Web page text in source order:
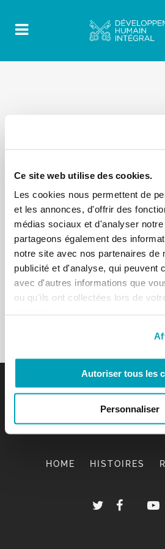
Ce site web utilise des cookies.
Les cookies nous permettent de
et les annonces, d'offrir des
médias sociaux et d'analyser
partageons également des
notre site avec nos partenaires de
publicité et d'analyse, qui peuvent
avec d'autres informations que
ou qu'ils ont collectées lors de
Autoriser tous les
Personnaliser
HOME HISTOIRES